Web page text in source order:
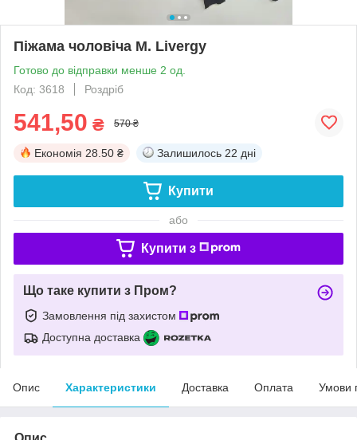
Піжама чоловіча M. Livergy
Готово до відправки менше 2 од.
Код: 3618
Роздріб
541,50 ₴ 570 ₴
Економія 28.50 ₴ Залишилось 22 дні
Купити
або
Купити з
Що таке купити з Пром?
Замовлення під захистом
Доступна доставка
Опис Характеристики Доставка Оплата Умови